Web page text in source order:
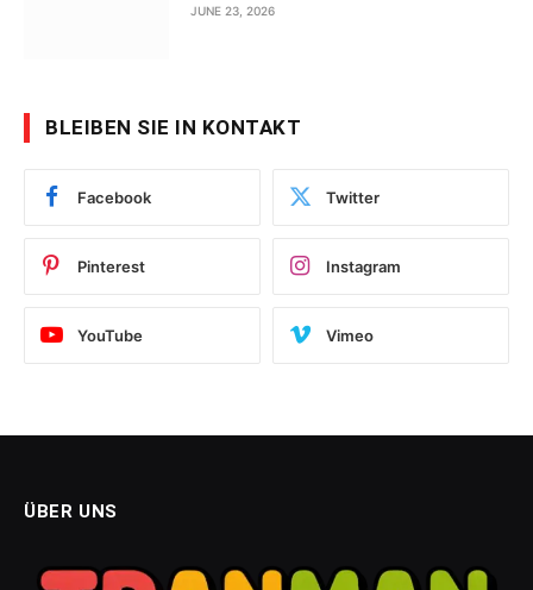
JUNE 23, 2026
BLEIBEN SIE IN KONTAKT
Facebook Twitter
Pinterest Instagram
YouTube Vimeo
ÜBER UNS